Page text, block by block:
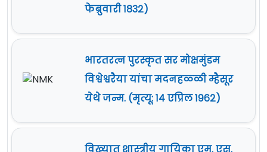
फेब्रुवारी १८३२)
भारतरत्न पुरस्कृत सर मोक्षमुंडम
विश्वेश्वरैया यांचा मदनहळ्ळी म्हैसूर
येथे जन्म. (मृत्यू: १४ एप्रिल १९६२)